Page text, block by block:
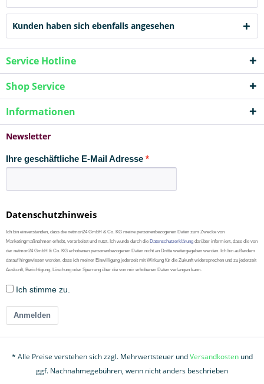
Kunden haben sich ebenfalls angesehen
Service Hotline
Shop Service
Informationen
Newsletter
Ihre geschäftliche E-Mail Adresse
Datenschutzhinweis
Ich bin einverstanden, dass die netmon24 GmbH & Co. KG meine personenbezogenen Daten zum Zwecke von
Marketingmaßnahmen erhebt, verarbeitet und nutzt. Ich wurde durch die Datenschutzerklärung darüber informiert, dass die von
der netmon24 GmbH & Co. KG erhobenen personenbezogenen Daten nicht an Dritte weitergegeben werden. Ich bin außerdem
darauf hingewiesen worden, dass ich meiner Einwilligung jederzeit mit Wirkung für die Zukunft widersprechen und zu jederzeit
Auskunft, Berichtigung, Löschung oder Sperrung über die von mir erhobenen Daten verlangen kann.
Ich stimme zu.
Anmelden
* Alle Preise verstehen sich zzgl. Mehrwertsteuer undVersandkostenund
ggf. Nachnahmegebühren, wenn nicht anders beschrieben